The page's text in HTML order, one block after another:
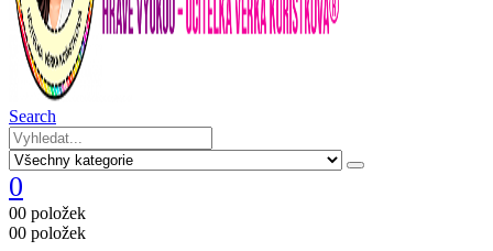
Search
0
00 položek
00 položek